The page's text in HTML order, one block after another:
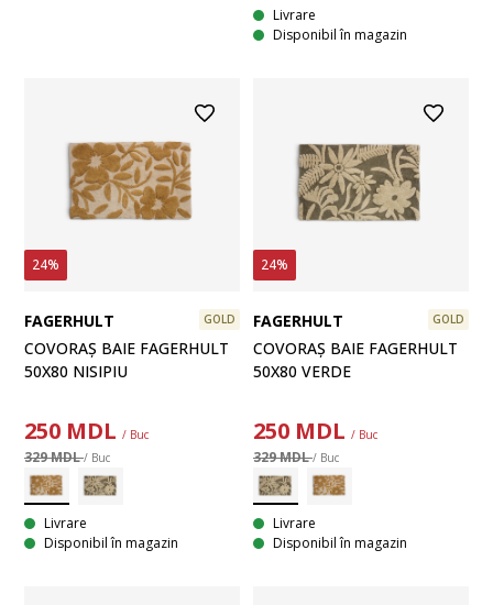
Livrare
Disponibil în magazin
24%
FAGERHULT GOLD
COVORAȘ BAIE FAGERHULT
50X80 NISIPIU
250 MDL / Buc
329 MDL/ Buc
Livrare
Disponibil în magazin
24%
FAGERHULT GOLD
COVORAȘ BAIE FAGERHULT
50X80 VERDE
250 MDL / Buc
329 MDL/ Buc
Livrare
Disponibil în magazin